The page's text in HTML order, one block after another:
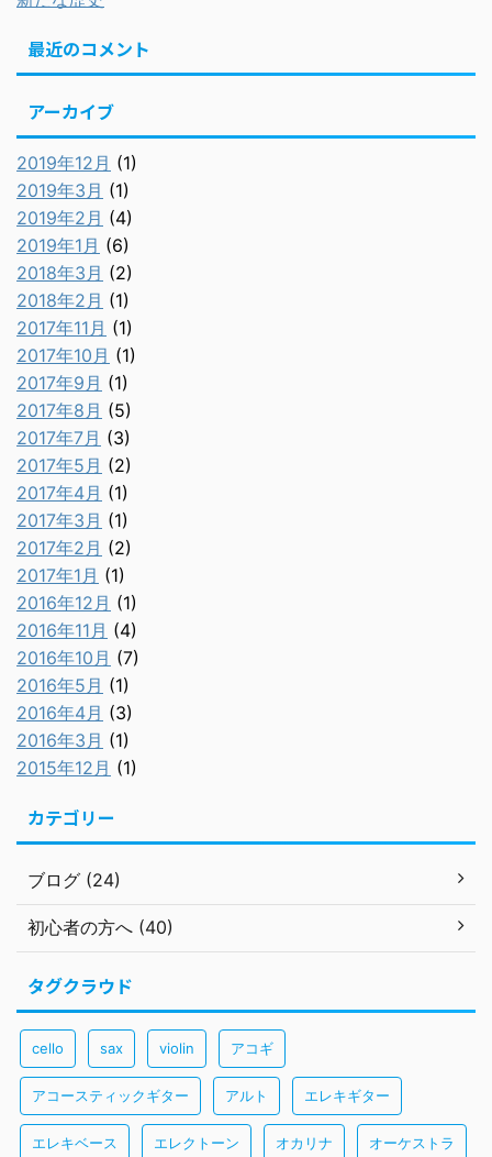
最近のコメント
アーカイブ
2019年12月 (1)
2019年3月 (1)
2019年2月 (4)
2019年1月 (6)
2018年3月 (2)
2018年2月 (1)
2017年11月 (1)
2017年10月 (1)
2017年9月 (1)
2017年8月 (5)
2017年7月 (3)
2017年5月 (2)
2017年4月 (1)
2017年3月 (1)
2017年2月 (2)
2017年1月 (1)
2016年12月 (1)
2016年11月 (4)
2016年10月 (7)
2016年5月 (1)
2016年4月 (3)
2016年3月 (1)
2015年12月 (1)
カテゴリー
ブログ (24)
初心者の方へ (40)
タグクラウド
cello sax violin アコギ
アコースティックギター アルト エレキギター
エレキベース エレクトーン オカリナ オーケストラ